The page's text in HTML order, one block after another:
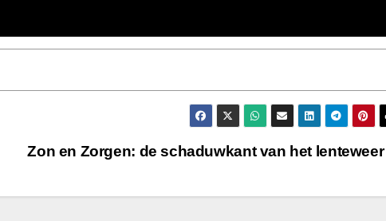
Zon en Zorgen: de schaduwkant van het lenteweer